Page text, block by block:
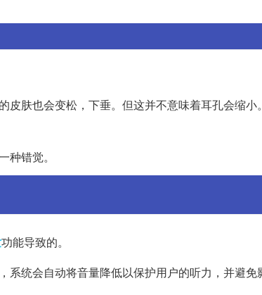
肤也会变松，下垂。但这并不意味着耳孔会缩小
错觉。
功能导致的。
统会自动将音量降低以保护用户的听力，并避免